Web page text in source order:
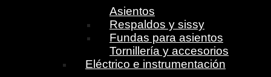
Asientos
Respaldos y sissy
Fundas para asientos
Tornillería y accesorios
Eléctrico e instrumentación